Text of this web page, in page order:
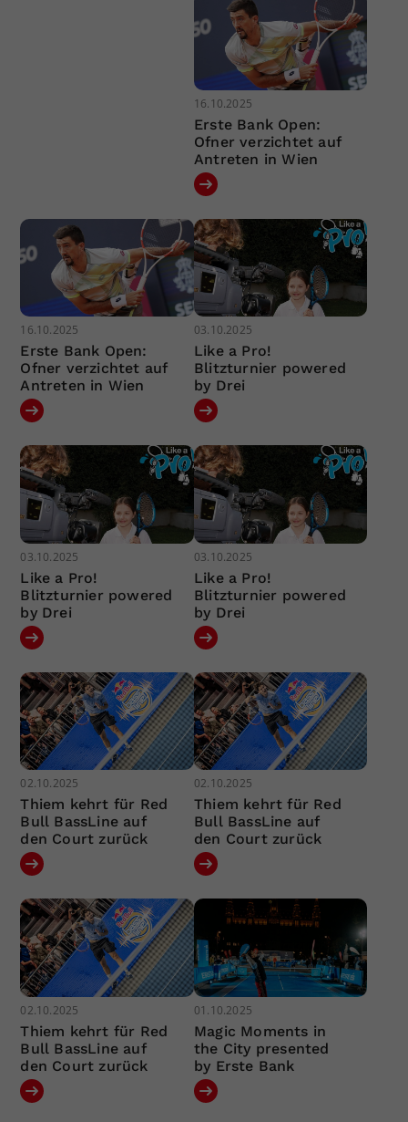
16.10.2025
Erste Bank Open:
Ofner verzichtet auf
Antreten in Wien
16.10.2025
Erste Bank Open:
Ofner verzichtet auf
Antreten in Wien
03.10.2025
Like a Pro!
Blitzturnier powered
by Drei
03.10.2025
Like a Pro!
Blitzturnier powered
by Drei
03.10.2025
Like a Pro!
Blitzturnier powered
by Drei
02.10.2025
Thiem kehrt für Red
Bull BassLine auf
den Court zurück
02.10.2025
Thiem kehrt für Red
Bull BassLine auf
den Court zurück
02.10.2025
Thiem kehrt für Red
Bull BassLine auf
den Court zurück
01.10.2025
Magic Moments in
the City presented
by Erste Bank